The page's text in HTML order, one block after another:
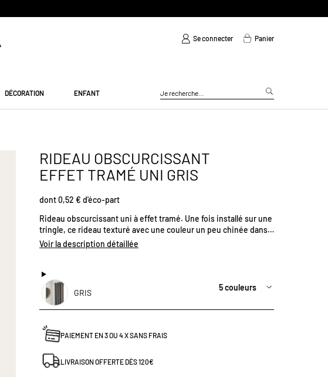
Se connecter Panier
DÉCORATION ENFANT
RIDEAU OBSCURCISSANT
EFFET TRAMÉ UNI GRIS
dont 0,52 € d'éco-part
Rideau obscurcissant uni à effet tramé. Une fois installé sur une
tringle, ce rideau texturé avec une couleur un peu chinée dans
le tissage, apportera du style dans votre intérieur et vous
protégera de la lumière. Finition 8 œillets ronds couleur canon
plusieurs coloris. Dimensions (cm) : H260 x L140
Voir la description détaillée
GRIS
5 couleurs
PAIEMENT EN 3 OU 4 X SANS FRAIS
LIVRAISON OFFERTE DÈS 120€